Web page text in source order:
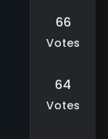
66
Votes
64
Votes